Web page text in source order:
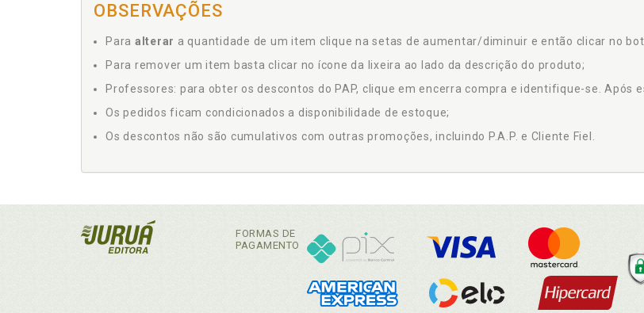
OBSERVAÇÕES
Para alterar a quantidade de um item clique na setas de aumentar/diminuir e então clicar no
Para remover um item basta clicar no ícone da lixeira ao lado da descrição do produto;
Professores: para obter os descontos do PAP, clique em encerra compra e identifique-se. Após
Os pedidos ficam condicionados a disponibilidade de estoque;
Os descontos não são cumulativos com outras promoções, incluindo P.A.P. e Cliente Fiel.
FORMAS DE
PAGAMENTO